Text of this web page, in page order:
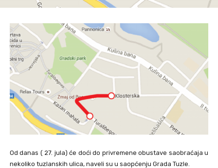
Od danas ( 27. jula) će doći do privremene obustave saobraćaja u
nekoliko tuzlanskih ulica, naveli su u saopćenju Grada Tuzle.